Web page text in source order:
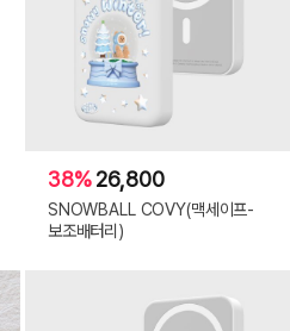
38%26,800
SNOWBALL COVY(맥세이프-
보조배터리)